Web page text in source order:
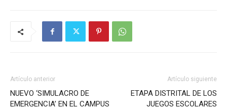
Artículo anterior
NUEVO ‘SIMULACRO DE
EMERGENCIA’ EN EL CAMPUS
Artículo siguiente
ETAPA DISTRITAL DE LOS
JUEGOS ESCOLARES